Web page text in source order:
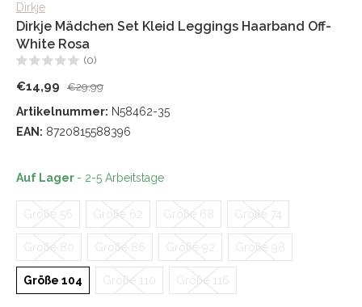
Dirkje
Dirkje Mädchen Set Kleid Leggings Haarband Off-
White Rosa
(0)
€14,99 €29,99
Artikelnummer: N58462-35
EAN: 8720815588396
Auf Lager - 2-5 Arbeitstage
Größe 56 Größe 62 Größe 68 Größe 74
Größe 80 Größe 86 Größe 92 Größe 98
Größe 104 Größe 110 Größe 116